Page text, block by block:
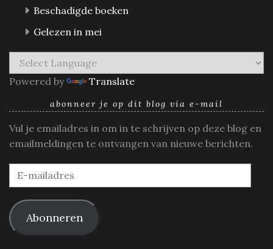
Beschadigde boeken
Gelezen in mei
Powered by Translate
abonneer je op dit blog via e-mail
Vul je emailadres in om in te schrijven op deze blog en
emailmeldingen te ontvangen van nieuwe berichten.
E-
mailadres
Abonneren